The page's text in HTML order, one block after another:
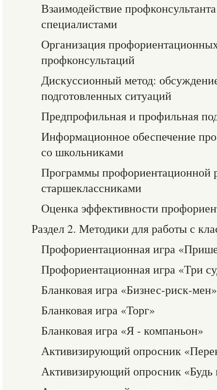
Взаимодействие
специалистами
Организация
профконсультаций
Дискуссионный метод:
подготовленных ситуаций
Предпрофильная и профильная
Информационное обеспечение
со школьниками
Программы профориентационной
старшеклассниками
Оценка эффективности
Раздел 2. Методики для работы с
Профориентационная игра
Профориентационная игра «Три
Бланковая игра «Бизнес-риск-мен»
Бланковая игра «Торг»
Бланковая игра «Я - компаньон»
Активизирующий опросник
Активизирующий опросник «Будь